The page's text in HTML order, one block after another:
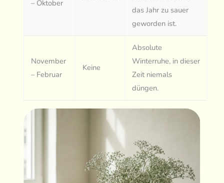
– Oktober
das Jahr zu sauer
geworden ist.
November
– Februar
Keine
Absolute
Winterruhe, in dieser
Zeit niemals
düngen.